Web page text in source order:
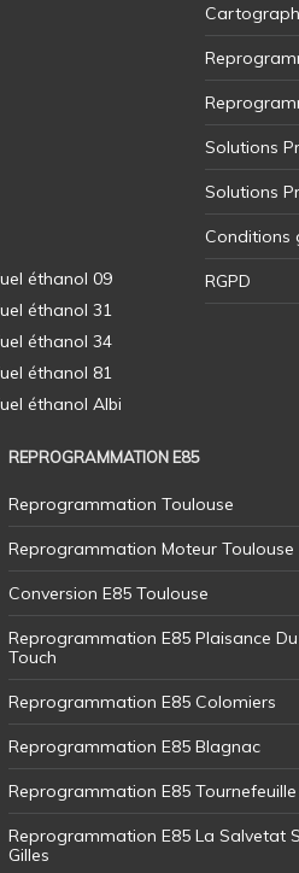
Solutions
Solutions
Conditions
RGPD
REPROGRAMMATION E85
Reprogrammation Toulouse
Reprogrammation Moteur Toulouse
Conversion E85 Toulouse
Reprogrammation E85 Plaisance Du
Touch
Reprogrammation E85 Colomiers
Reprogrammation E85 Blagnac
Reprogrammation E85 Tournefeuille
Reprogrammation E85 La Salvetat
Gilles
éthanol 09
éthanol 31
éthanol 34
éthanol 81
éthanol Albi